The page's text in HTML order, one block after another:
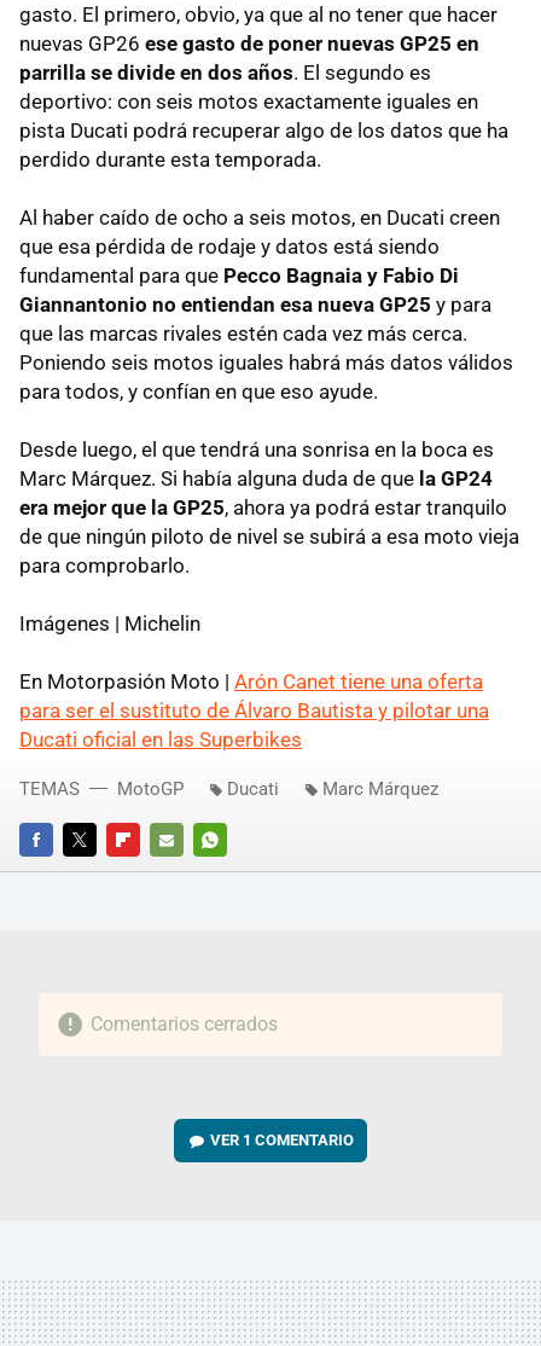
gasto. El primero, obvio, ya que al no tener que hacer
nuevas GP26 ese gasto de poner nuevas GP25 en
parrilla se divide en dos años. El segundo es
deportivo: con seis motos exactamente iguales en
pista Ducati podrá recuperar algo de los datos que ha
perdido durante esta temporada.
Al haber caído de ocho a seis motos, en Ducati creen
que esa pérdida de rodaje y datos está siendo
fundamental para que Pecco Bagnaia y Fabio Di
Giannantonio no entiendan esa nueva GP25 y para
que las marcas rivales estén cada vez más cerca.
Poniendo seis motos iguales habrá más datos válidos
para todos, y confían en que eso ayude.
Desde luego, el que tendrá una sonrisa en la boca es
Marc Márquez. Si había alguna duda de que la GP24
era mejor que la GP25, ahora ya podrá estar tranquilo
de que ningún piloto de nivel se subirá a esa moto vieja
para comprobarlo.
Imágenes | Michelin
En Motorpasión Moto | Arón Canet tiene una oferta
para ser el sustituto de Álvaro Bautista y pilotar una
Ducati oficial en las Superbikes
FACEBOOKTWITTERFLIPBOARD
E-
WHATSAPP
TEMAS MotoGP Ducati Marc Márquez
Comentarios cerrados
VER 1 COMENTARIO